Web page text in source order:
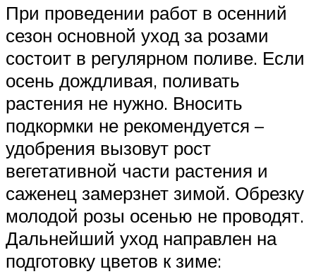
При проведении работ в осенний
сезон основной уход за розами
состоит в регулярном поливе. Если
осень дождливая, поливать
растения не нужно. Вносить
подкормки не рекомендуется –
удобрения вызовут рост
вегетативной части растения и
саженец замерзнет зимой. Обрезку
молодой розы осенью не проводят.
Дальнейший уход направлен на
подготовку цветов к зиме: